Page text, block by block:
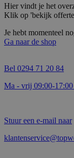
Hier vindt je het
Klik op 'bekijk
Je hebt momenteel
Ga naar de shop
Bel 0294 71 20 84
Ma - vrij 09:00-
Stuur een e-mail naar